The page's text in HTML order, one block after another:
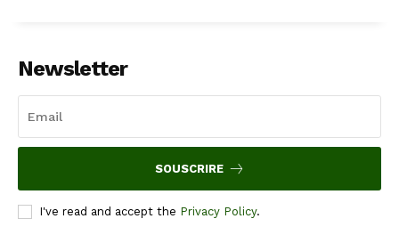
Newsletter
SOUSCRIRE
I've read and accept the Privacy Policy.